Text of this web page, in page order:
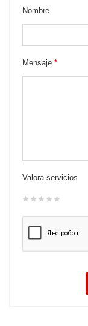
Nombre
Mensaje *
Valora servicios